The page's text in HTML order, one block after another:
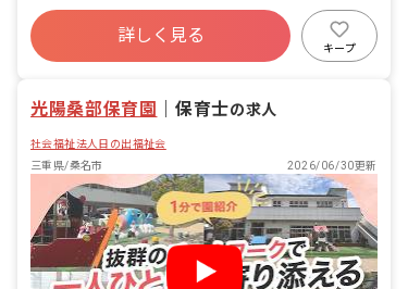
もしやすい職場です お子様の体調不良や
行事による遅刻・早退・欠勤の相談も可
作成（週案、月案、会議議事録など） ・
連絡帳記入、他
寮・住宅・家賃補助あり
社会保険完備
福利厚生充実
退職金制度
詳しく見る
キープ
光陽桑部保育園 ｜保育士の求人
社会福祉法人日の出福祉会
三重県/桑名市
2026/06/30更新